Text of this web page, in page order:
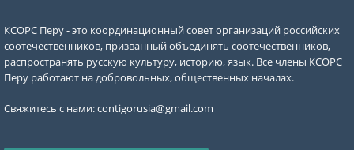
КСОРС Перу - это координационный совет организаций российских
соотечественников, призванный объединять соотечественников,
распространять русскую культуру, историю, язык. Все члены КСОРС
Перу работают на добровольных, общественных началах.
Свяжитесь с нами:contigorusia@gmail.com